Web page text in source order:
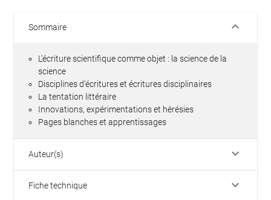
Sommaire keyboard_arrow_down
L’écriture scientifique comme objet : la science de la
science
Disciplines d’écritures et écritures disciplinaires
La tentation littéraire
Innovations, expérimentations et hérésies
Pages blanches et apprentissages
Auteur(s) keyboard_arrow_down
Fiche technique keyboard_arrow_down